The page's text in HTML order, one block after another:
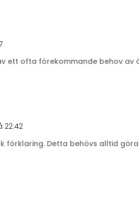
ett ofta förekommande behov av
22:42
förklaring. Detta behövs alltid